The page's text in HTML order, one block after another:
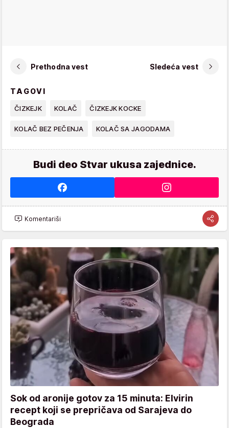
Prethodna vest Sledeća vest
TAGOVI
ČIZKEJK KOLAČ ČIZKEJK KOCKE
KOLAČ BEZ PEČENJA KOLAČ SA JAGODAMA
Budi deo Stvar ukusa zajednice.
Komentariši
Sok od aronije gotov za 15 minuta: Elvirin
recept koji se prepričava od Sarajeva do
Beograda